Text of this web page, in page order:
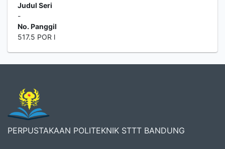
Judul Seri
-
No. Panggil
517.5 POR l
PERPUSTAKAAN POLITEKNIK STTT BANDUNG